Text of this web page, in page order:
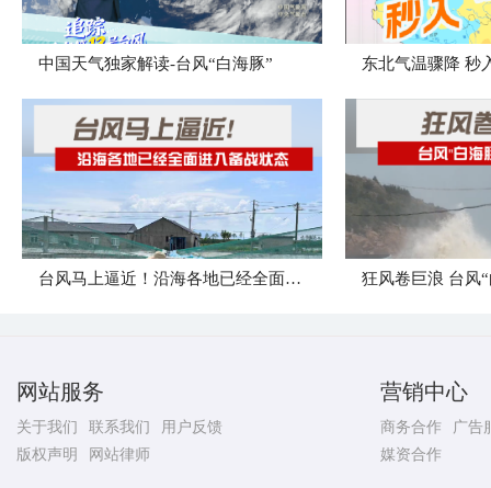
中国天气独家解读-台风“白海豚” 东北气温骤降 秒
台风马上逼近！沿海各地已经全面进入备战状态
网站服务
关于我们 联系我们
用户反馈
版权声明
网站律师
营销中心
商务合作
广告
媒资合作